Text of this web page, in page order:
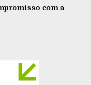
com a